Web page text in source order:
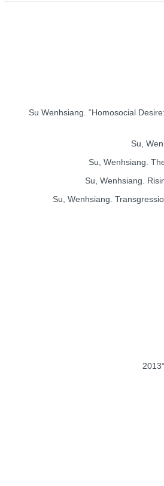
Su Wenhsiang. “Homosocial Desire:
Su,
Su, Wenhsiang. The
Su, Wenhsiang.
Su, Wenhsiang.